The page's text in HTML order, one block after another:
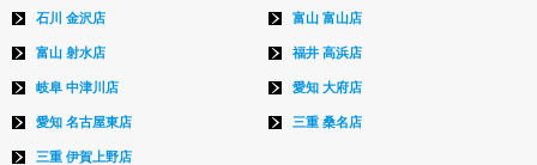
石川 金沢店 富山 富山店
富山 射水店 福井 高浜店
岐阜 中津川店 愛知 大府店
愛知 名古屋東店 三重 桑名店
三重 伊賀上野店